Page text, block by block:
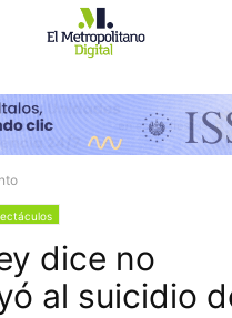
dice no
al suicidio